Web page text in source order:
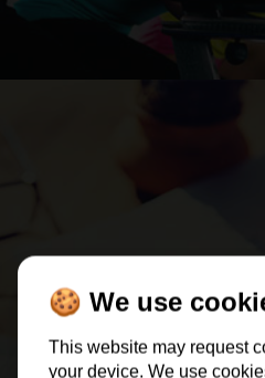
🍪 We use
This website may request
your device. We use